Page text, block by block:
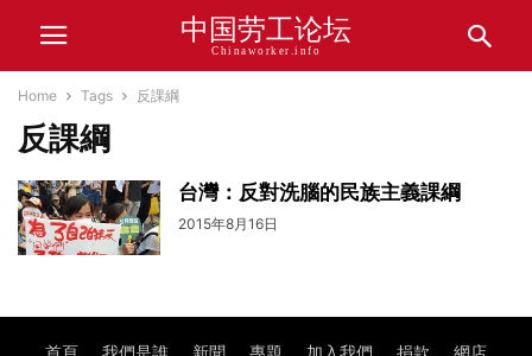
中国劳工论坛
Chinaworker.info
Home Tags 反課綱
反課綱
台灣：反對洗腦的民族主義課綱
2015年8月16日
首頁 我們是誰 新聞 專題 加入我們 捐款 網店